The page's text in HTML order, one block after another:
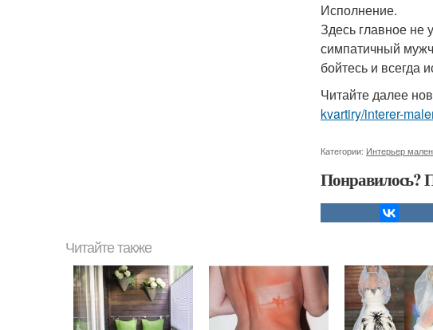
Исполнение.
Здесь главное не
симпатичный
бойтесь и всегда
Читайте далее
kvartiry/interer-
Категории: Интерьер
Понравилось?
Читайте также